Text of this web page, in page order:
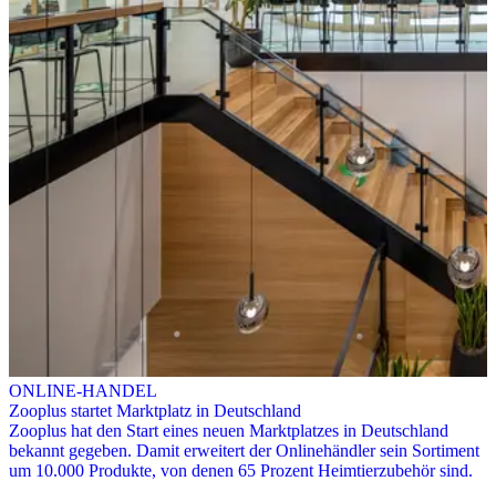
ONLINE-HANDEL
Zooplus startet Marktplatz in Deutschland
Zooplus hat den Start eines neuen Marktplatzes in Deutschland
bekannt gegeben. Damit erweitert der Onlinehändler sein Sortiment
um 10.000 Produkte, von denen 65 Prozent Heimtierzubehör sind.